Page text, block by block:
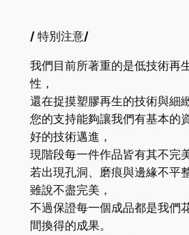
/ 特別注意/
我們目前所著重的是低技術再
性，
還在捉摸塑膠再生的技術與細
您的支持能夠讓我們有基本的
好的技術邁進，
現階段每一件作品皆有其不完
若出現孔洞、磨痕與邊緣不平
雖說不盡完美，
不過保證每一個成品都是我們
間換得的成果。